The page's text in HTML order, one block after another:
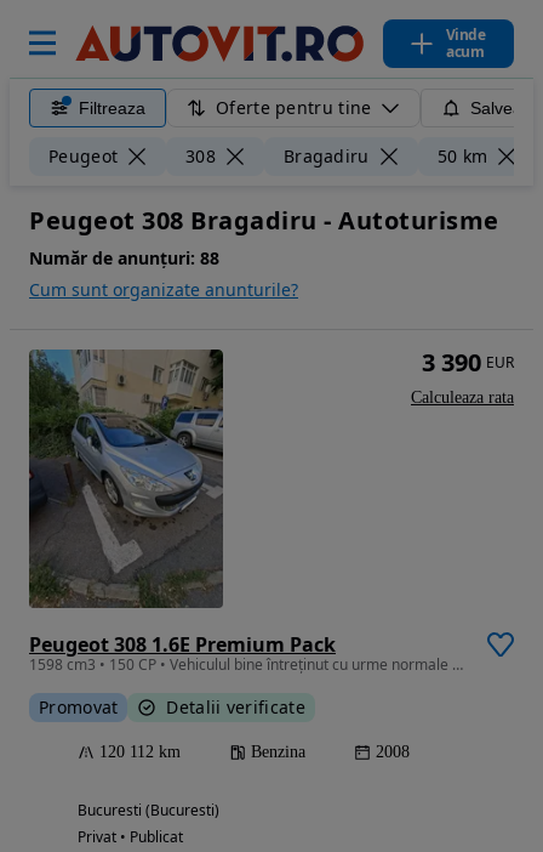
Vinde
acum
Filtreaza Oferte pentru tine
Peugeot 308 Bragadiru 50 km
Peugeot 308 Bragadiru - Autoturisme
Număr de anunțuri: 88
Cum sunt organizate anunturile?
Peugeot 308 1.6E Premium Pack
1598 cm3 • 150 CP • Vehiculul bine întreținut cu urme normale uzura, proprietar din 2014
Promovat Detalii verificate
120 112 km Benzina 2008
Bucuresti (Bucuresti)
Privat • Publicat
3 390 EUR
Calculeaza rata